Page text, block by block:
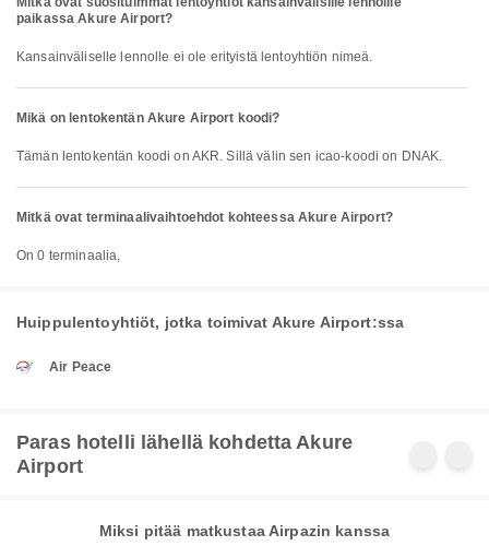
paikassa Akure Airport?
Kansainväliselle lennolle ei ole erityistä lentoyhtiön nimeä.
Mikä on lentokentän Akure Airport koodi?
Tämän lentokentän koodi on AKR. Sillä välin sen icao-koodi on DNAK.
Mitkä ovat terminaalivaihtoehdot kohteessa Akure Airport?
On 0 terminaalia,
Huippulentoyhtiöt, jotka toimivat Akure Airport:ssa
Air Peace
Paras hotelli lähellä kohdetta Akure
Airport
Miksi pitää matkustaa Airpazin kanssa